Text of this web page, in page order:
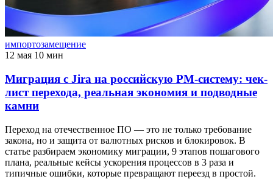
импортозамещение
12 мая 10 мин
Миграция с Jira на российскую PM-систему: чек-
лист перехода, реальная экономия и подводные
камни
Переход на отечественное ПО — это не только требование
закона, но и защита от валютных рисков и блокировок. В
статье разбираем экономику миграции, 9 этапов пошагового
плана, реальные кейсы ускорения процессов в 3 раза и
типичные ошибки, которые превращают переезд в простой.